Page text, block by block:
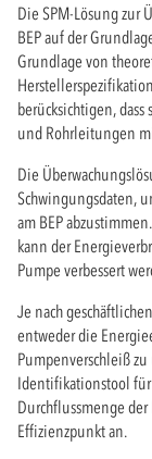
Die SPM-Lösung zur
BEP auf der
Grundlage von
berücksichtigen,
und Rohrleitungen
Die
Schwingungsdaten,
am BEP
kann der
Pumpe verbessert
Je nach
entweder die
Pumpenverschleiß
Identifikationstool für
Durchflussmenge
Effizienzpunkt an.